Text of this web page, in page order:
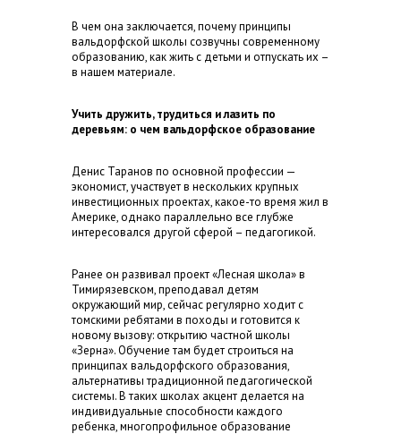
В чем она заключается, почему принципы
вальдорфской школы созвучны современному
образованию, как жить с детьми и отпускать их –
в нашем материале.
Учить дружить, трудиться и лазить по
деревьям: о чем вальдорфское образование
Денис Таранов по основной профессии —
экономист, участвует в нескольких крупных
инвестиционных проектах, какое-то время жил в
Америке, однако параллельно все глубже
интересовался другой сферой – педагогикой.
Ранее он развивал проект «Лесная школа» в
Тимирязевском, преподавал детям
окружающий мир, сейчас регулярно ходит с
томскими ребятами в походы и готовится к
новому вызову: открытию частной школы
«Зерна». Обучение там будет строиться на
принципах вальдорфского образования,
альтернативы традиционной педагогической
системы. В таких школах акцент делается на
индивидуальные способности каждого
ребенка, многопрофильное образование